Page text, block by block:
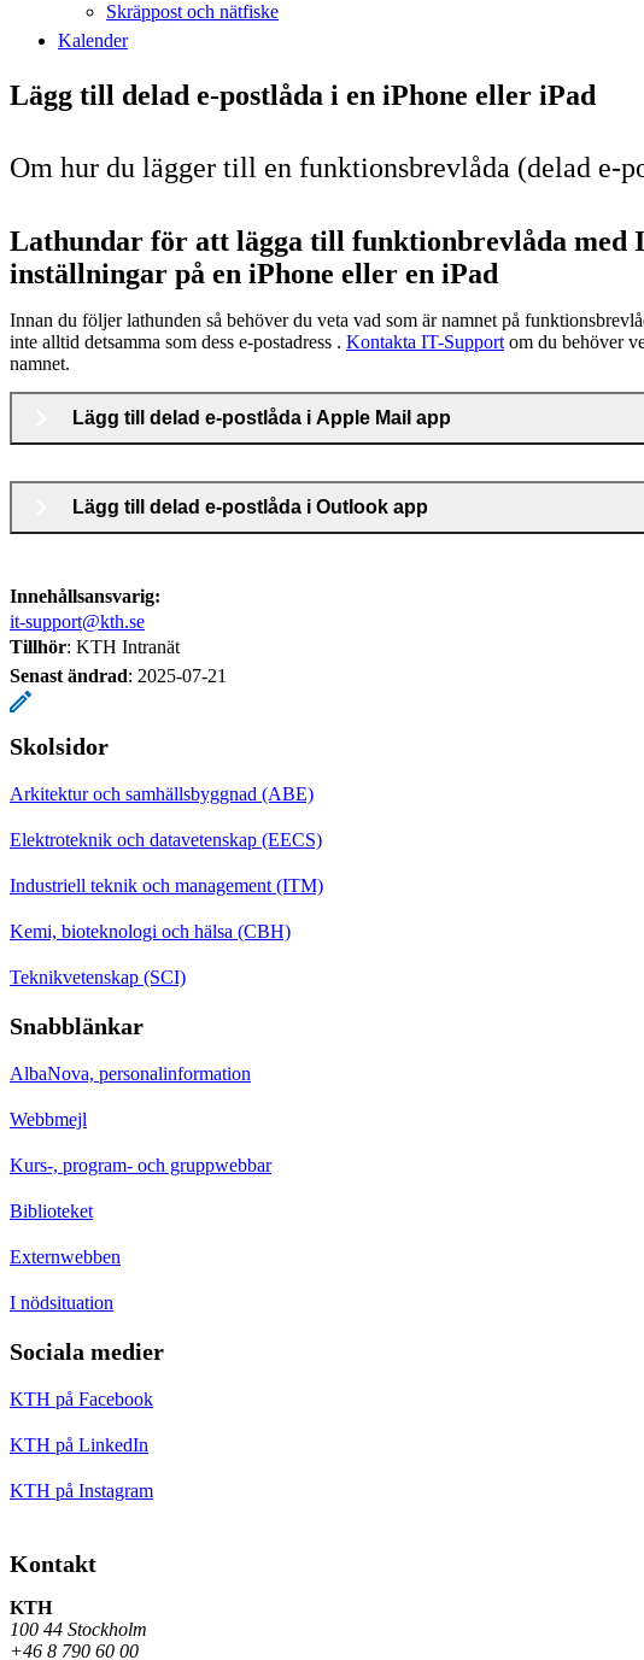
Skräppost och nätfiske
Kalender
Lägg till delad e-postlåda i en iPhone eller iPad
Om hur du lägger till en funktionsbrevlåda (delad e-
Lathundar för att lägga till funktionbrevlåda med
inställningar på en iPhone eller en iPad
Innan du följer lathunden så behöver du veta vad som är namnet på
inte alltid detsamma som dess e-postadress . Kontakta IT-Support om du behöver
namnet.
Lägg till delad e-postlåda i Apple Mail app
Lägg till delad e-postlåda i Outlook app
Innehållsansvarig:
it-support@kth.se
Tillhör: KTH Intranät
Senast ändrad: 2025-07-21
Skolsidor
Arkitektur och samhällsbyggnad (ABE)
Elektroteknik och datavetenskap (EECS)
Industriell teknik och management (ITM)
Kemi, bioteknologi och hälsa (CBH)
Teknikvetenskap (SCI)
Snabblänkar
AlbaNova, personalinformation
Webbmejl
Kurs-, program- och gruppwebbar
Biblioteket
Externwebben
I nödsituation
Sociala medier
KTH på Facebook
KTH på LinkedIn
KTH på Instagram
Kontakt
KTH
100 44 Stockholm
+46 8 790 60 00